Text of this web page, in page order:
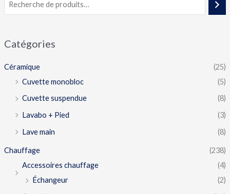
Catégories
Céramique
(25)
Cuvette monobloc
(5)
Cuvette suspendue
(8)
Lavabo + Pied
(3)
Lave main
(8)
Chauffage
(238)
Accessoires chauffage
(4)
Échangeur
(2)